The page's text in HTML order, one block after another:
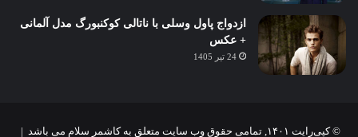
ازدواج پاول وسلی با ناتالی کوکنبورگ مدل آلمانی
+ عکس
24 تیر 1405
© کپی‌رایت ۱۴۰۱, تمامی حقوق وب سایت متعلق به کاشمر سلام می باشد |